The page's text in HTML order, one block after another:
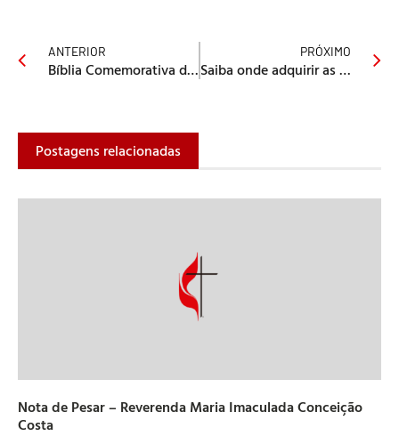
ANTERIOR
Bíblia Comemorativa do no Cenáculo
PRÓXIMO
Saiba onde adquirir as Revistas de Escola Dominical
Postagens relacionadas
Nota de Pesar – Reverenda Maria Imaculada Conceição
Costa